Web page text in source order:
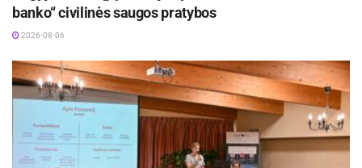
programėlėje „Meteo LT“ ir oficialioje „Meteo LT“
„Facebook“ paskyroje.
Šaltinis: Utenos rajono savivaldybė
banko“ civilinės saugos pratybos
2026-08-06